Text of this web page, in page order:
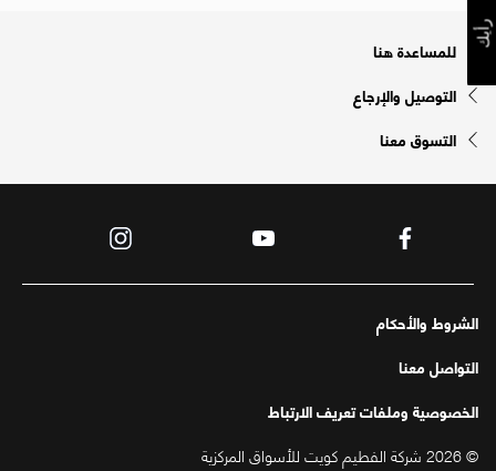
للمساعدة هنا
التوصيل والإرجاع
التسوق معنا
الشروط والأحكام
التواصل معنا
الخصوصية وملفات تعريف الارتباط
© 2026 شركة الفطيم كويت للأسواق المركزية
رأيك